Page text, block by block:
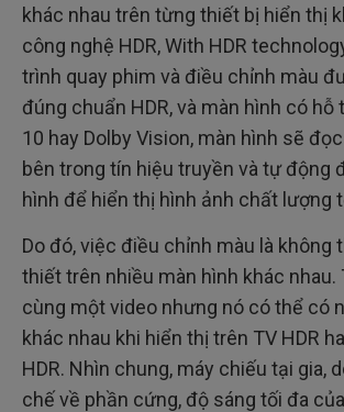
khác nhau trên từng thiết bị hiển thị
công nghệ HDR, With HDR
trình quay phim và điều chỉnh màu
đúng chuẩn HDR, và màn hình có hỗ
10 hay Dolby Vision, màn hình sẽ
bên trong tín hiệu truyền và tự động
hình để hiển thị hình ảnh chất lượng
Do đó, việc điều chỉnh màu là không
thiết trên nhiều màn hình khác nhau.
cùng một video nhưng nó có thể có
khác nhau khi hiển thị trên TV HDR
HDR. Nhìn chung, máy chiếu tại gia,
chế về phần cứng, độ sáng tối đa